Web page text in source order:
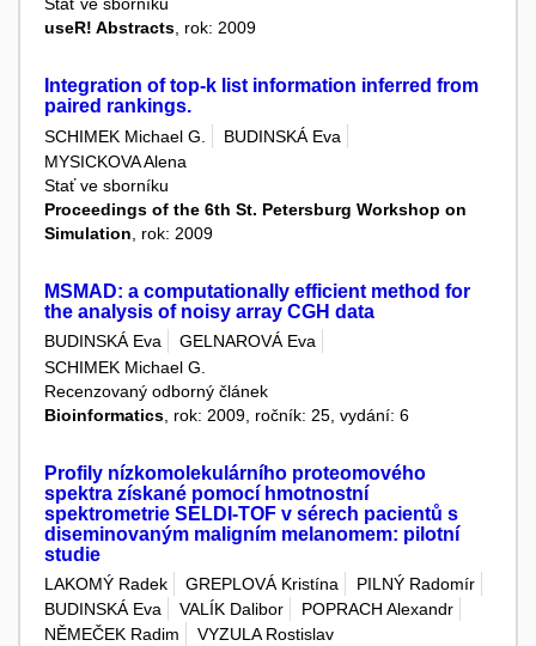
Stať ve sborníku
useR! Abstracts, rok: 2009
Integration of top-k list information inferred from
paired rankings.
SCHIMEK Michael G.
BUDINSKÁ Eva
MYSICKOVA Alena
Stať ve sborníku
Proceedings of the 6th St. Petersburg Workshop on
Simulation , rok: 2009
MSMAD: a computationally efficient method for
the analysis of noisy array CGH data
BUDINSKÁ Eva
GELNAROVÁ Eva
SCHIMEK Michael G.
Recenzovaný odborný článek
Bioinformatics , rok: 2009, ročník: 25, vydání: 6
Profily nízkomolekulárního proteomového
spektra získané pomocí hmotnostní
spektrometrie SELDI-TOF v sérech pacientů s
diseminovaným maligním melanomem: pilotní
studie
LAKOMÝ Radek GREPLOVÁ Kristína
PILNÝ Radomír
BUDINSKÁ Eva
VALÍK Dalibor
POPRACH Alexandr
NĚMEČEK Radim
VYZULA Rostislav